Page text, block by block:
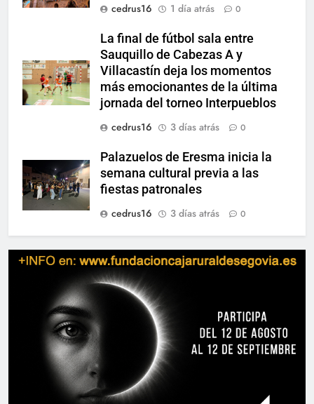
cedrus16
1 día atrás 0
La final de fútbol sala entre
Sauquillo de Cabezas A y
Villacastín deja los momentos
más emocionantes de la última
jornada del torneo Interpueblos
cedrus16
3 días atrás 0
Palazuelos de Eresma inicia la
semana cultural previa a las
fiestas patronales
cedrus16
3 días atrás 0